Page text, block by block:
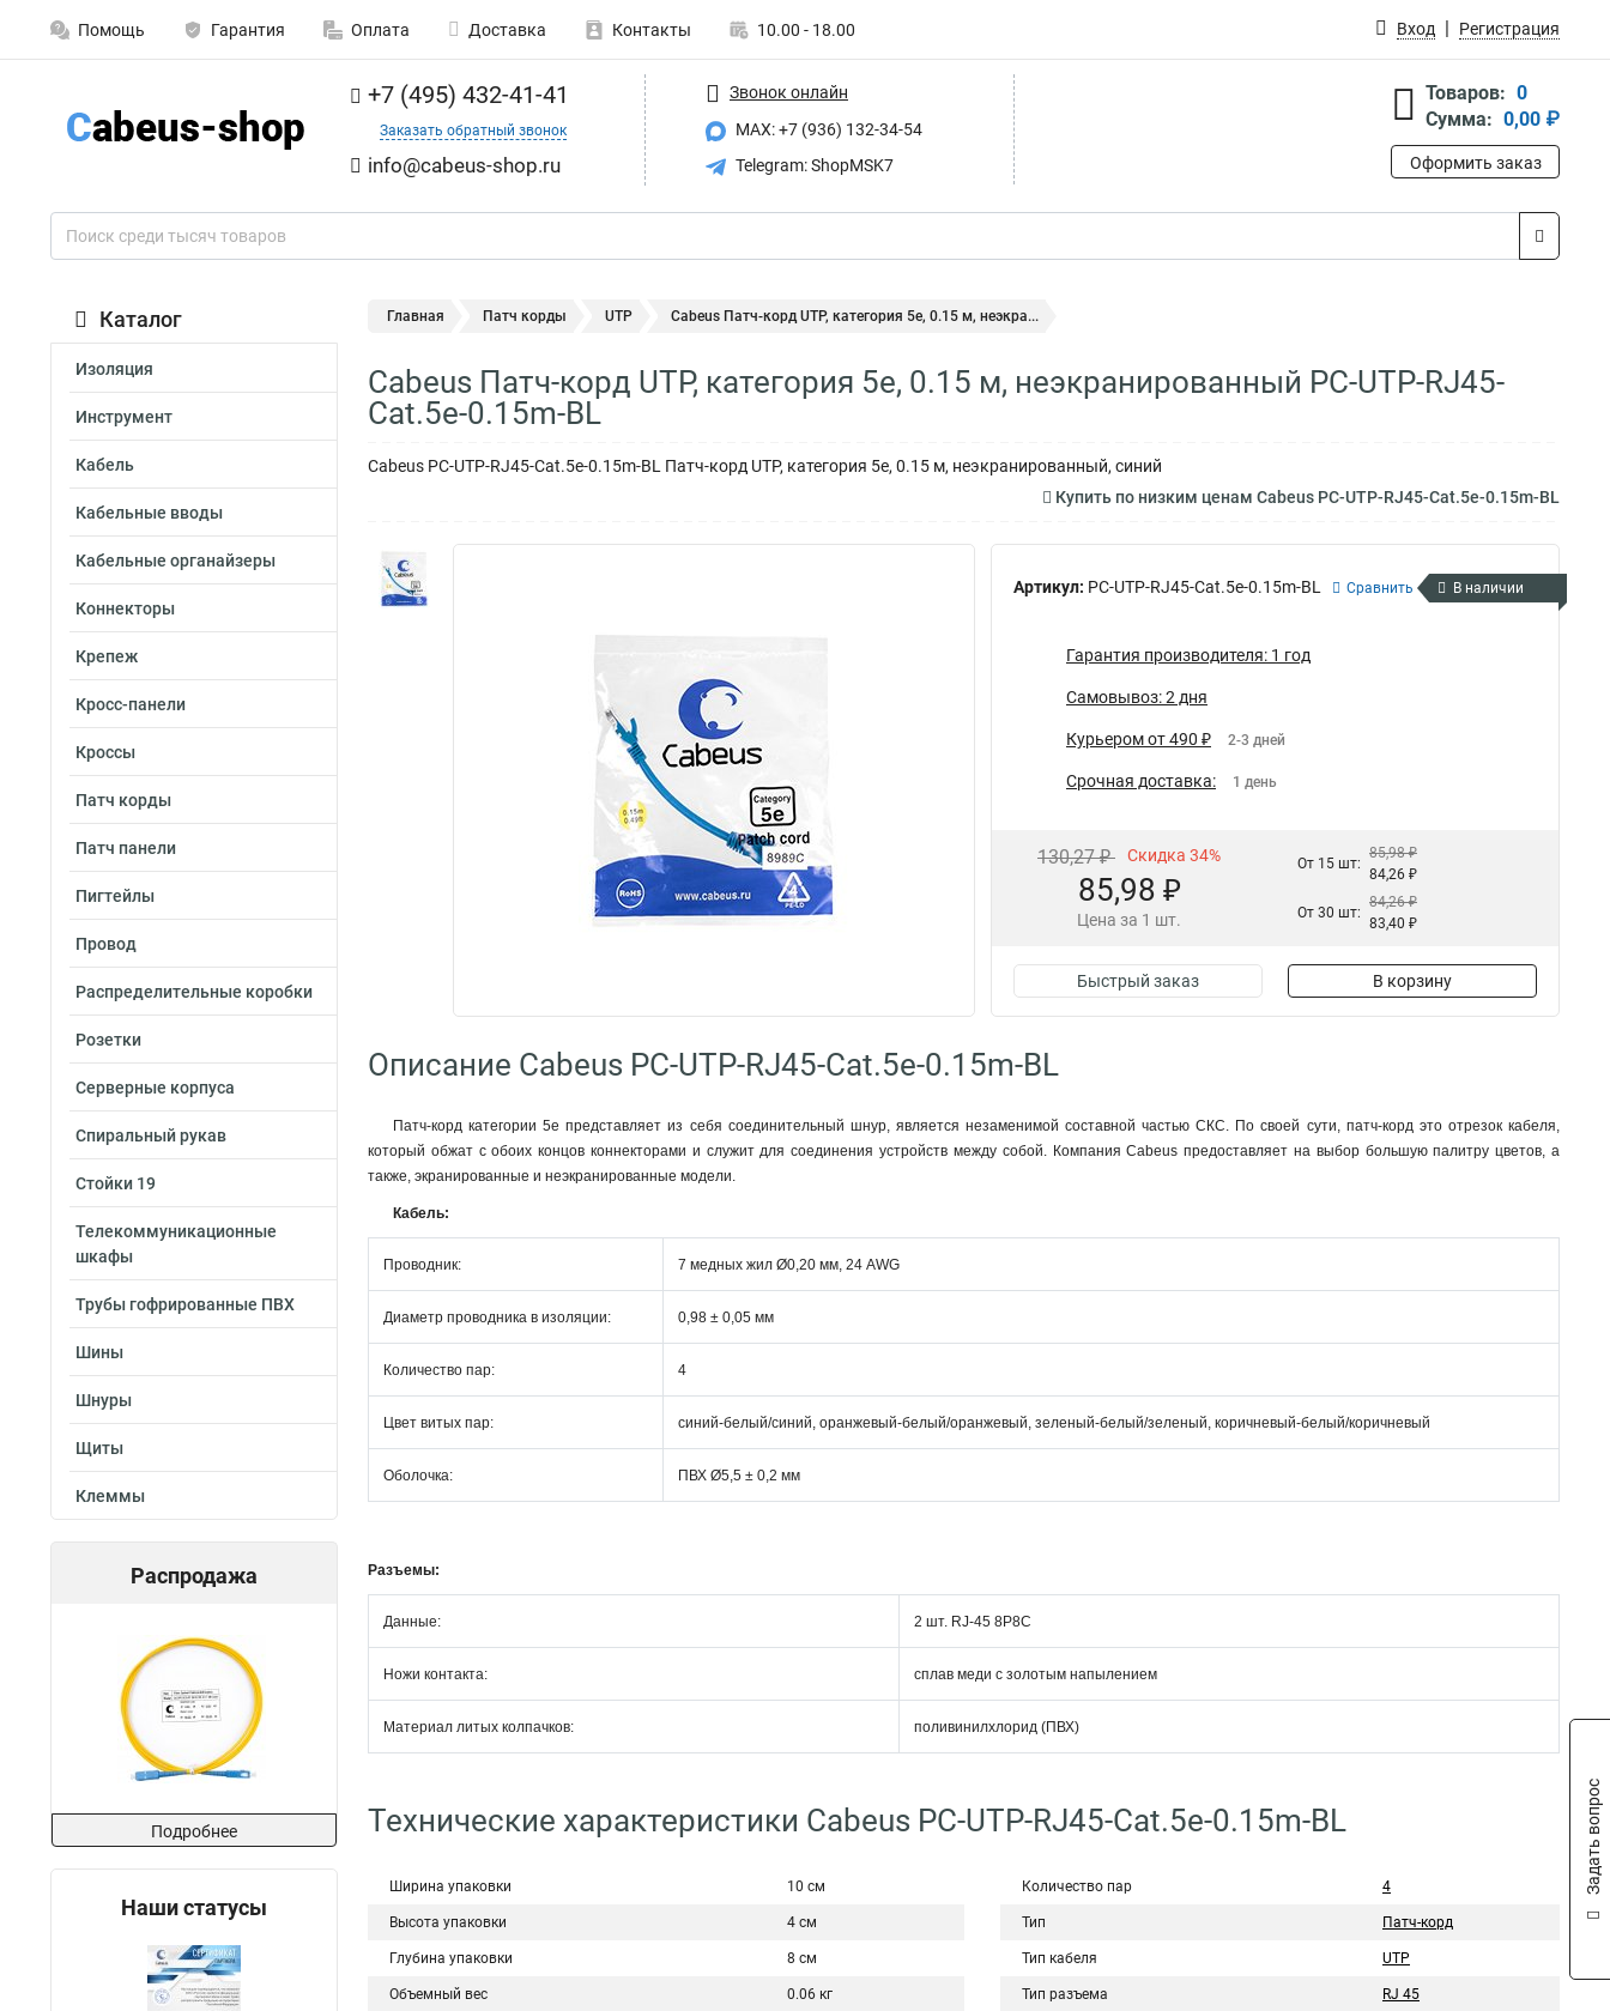
Помощь Гарантия Оплата Доставка Контакты 10.00 - 18.00 Вход Регистрация
+7 (495) 432-41-41
Заказать обратный звонок
info@cabeus-shop.ru
Звонок онлайн
MAX: +7 (936) 132-34-54
Telegram: ShopMSK7
Товаров: 0
Сумма: 0,00 ₽
Оформить заказ
Каталог
Изоляция
Инструмент
Кабель
Кабельные вводы
Кабельные органайзеры
Коннекторы
Крепеж
Кросс-панели
Кроссы
Патч корды
Патч панели
Пигтейлы
Провод
Распределительные коробки
Розетки
Серверные корпуса
Спиральный рукав
Стойки 19
Телекоммуникационные
шкафы
Трубы гофрированные ПВХ
Шины
Шнуры
Щиты
Клеммы
Распродажа
Подробнее
Наши статусы
Главная Патч корды UTP Cabeus Патч-корд UTP, категория 5e, 0.15 м, неэкра...
Cabeus Патч-корд UTP, категория 5e, 0.15 м, неэкранированный PC-UTP-RJ45-
Cat.5e-0.15m-BL
Cabeus PC-UTP-RJ45-Cat.5e-0.15m-BL Патч-корд UTP, категория 5e, 0.15 м, неэкранированный, синий
Купить по низким ценам Cabeus PC-UTP-RJ45-Cat.5e-0.15m-BL
Артикул: PC-UTP-RJ45-Cat.5e-0.15m-BL Сравнить В наличии
Гарантия производителя: 1 год
Самовывоз: 2 дня
Курьером от 490 ₽ 2-3 дней
Срочная доставка: 1 день
130,27 ₽ Скидка 34%
85,98 ₽
Цена за 1 шт.
От 15 шт:
85,98 ₽
84,26 ₽
От 30 шт:
84,26 ₽
83,40 ₽
Быстрый заказ В корзину
Описание Cabeus PC-UTP-RJ45-Cat.5e-0.15m-BL
Патч-корд категории 5e представляет из себя соединительный шнур, является незаменимой составной частью СКС. По своей сути, патч-корд это отрезок кабеля,
который обжат с обоих концов коннекторами и служит для соединения устройств между собой. Компания Cabeus предоставляет на выбор большую палитру цветов, а
также, экранированные и неэкранированные модели.
Кабель:​
Проводник: 7 медных жил Ø0,20 мм, 24 AWG
Диаметр проводника в изоляции: 0,98 ± 0,05 мм
Количество пар: 4
Цвет витых пар: синий-белый/синий, оранжевый-белый/оранжевый, зеленый-белый/зеленый, коричневый-белый/коричневый
Оболочка: ПВХ Ø5,5 ± 0,2 мм
Разъемы:
Данные: 2 шт. RJ-45 8P8C
Ножи контакта: сплав меди с золотым напылением
Материал литых колпачков: поливинилхлорид (ПВХ)
Технические характеристики Cabeus PC-UTP-RJ45-Cat.5e-0.15m-BL
Ширина упаковки 10 см
Высота упаковки 4 см
Глубина упаковки 8 см
Объемный вес 0.06 кг
Количество пар 4
Тип Патч-корд
Тип кабеля UTP
Тип разъема RJ 45
Задать вопрос